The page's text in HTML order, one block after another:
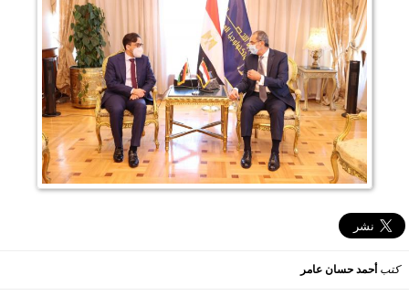
كتبأحمد حسان عامر